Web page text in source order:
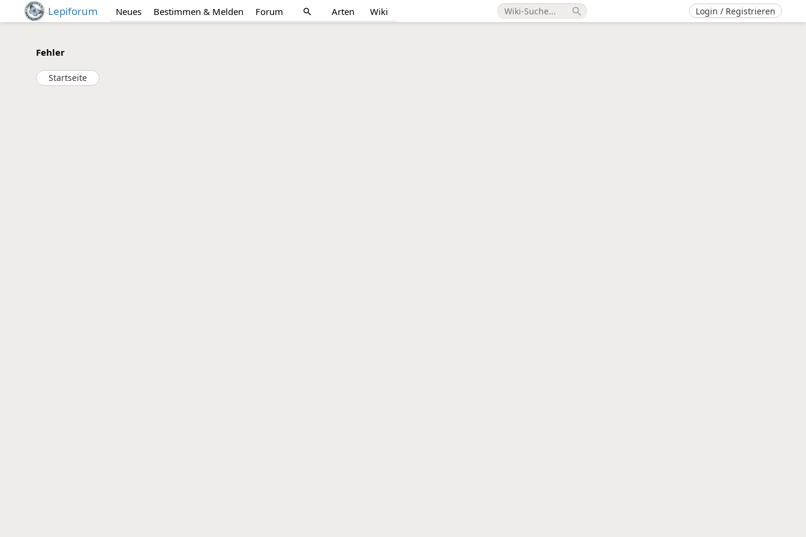
Lepiforum Neues Bestimmen & Melden Forum search Arten Wiki search Login / Registrieren
Fehler
Startseite